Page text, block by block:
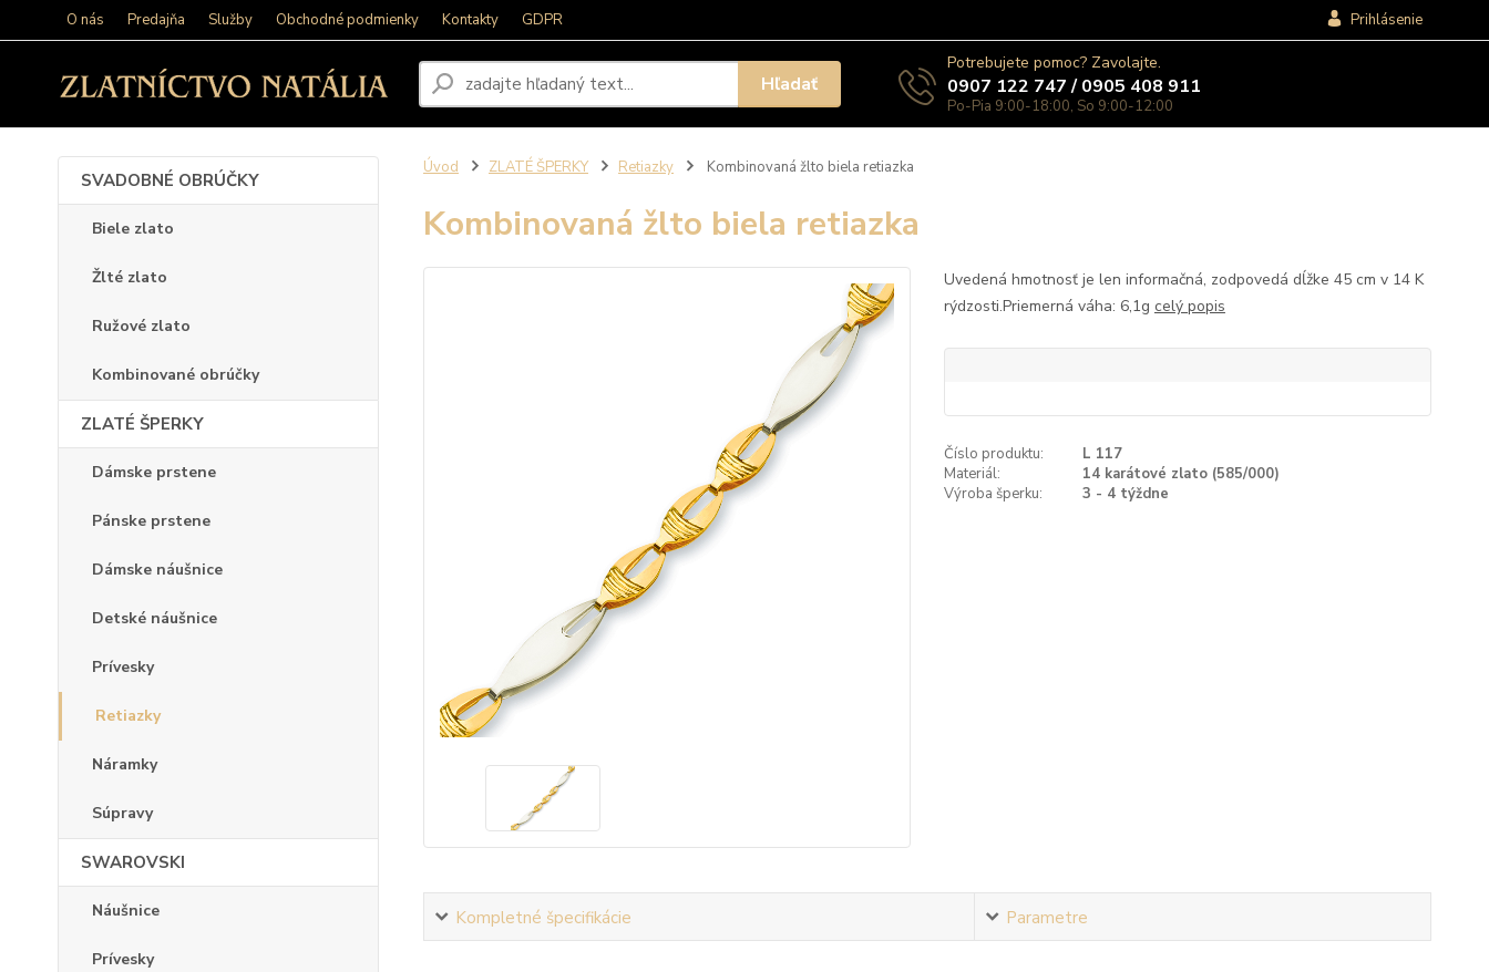
O nás Predajňa Služby Obchodné podmienky Kontakty GDPR Prihlásenie
Hľadať
Potrebujete pomoc? Zavolajte.
0907 122 747 / 0905 408 911
Po-Pia 9:00-18:00, So 9:00-12:00
SVADOBNÉ OBRÚČKY
Biele zlato
Žlté zlato
Ružové zlato
Kombinované obrúčky
ZLATÉ ŠPERKY
Dámske prstene
Pánske prstene
Dámske náušnice
Detské náušnice
Prívesky
Retiazky
Náramky
Súpravy
SWAROVSKI
Náušnice
Prívesky
Úvod ZLATÉ ŠPERKY Retiazky Kombinovaná žlto biela retiazka
Kombinovaná žlto biela retiazka
Uvedená hmotnosť je len informačná, zodpovedá dĺžke 45 cm v 14 K
rýdzosti.Priemerná váha: 6,1g celý popis
Číslo produktu:
L 117
Materiál:
14 karátové zlato (585/000)
Výroba šperku:
3 - 4 týždne
Kompletné špecifikácie Parametre